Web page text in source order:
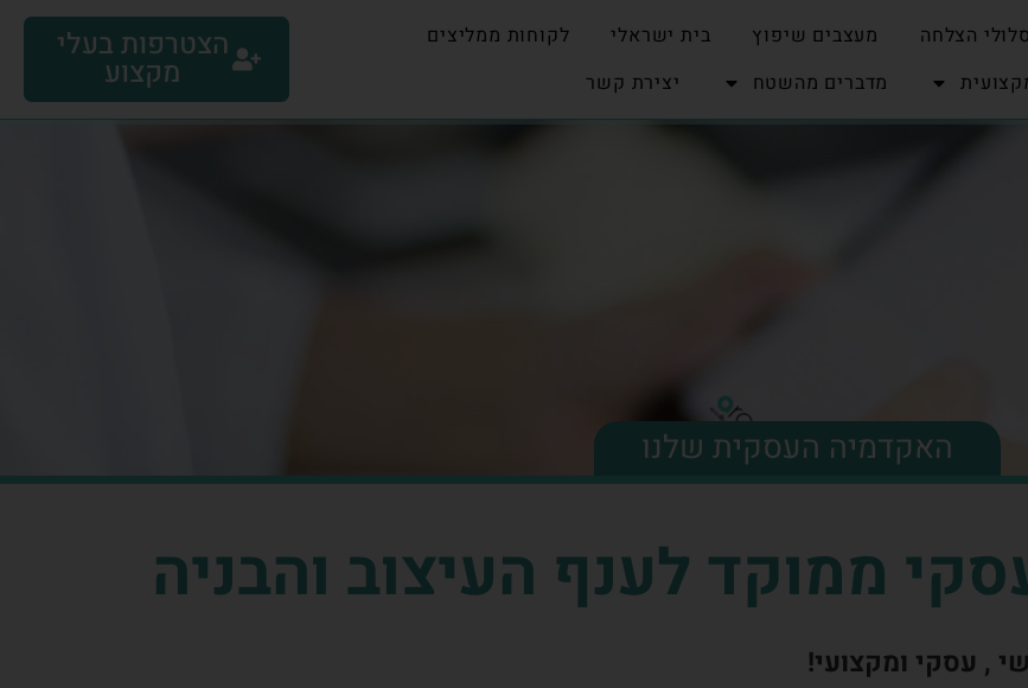
הצלחה מעצבים שיפוץ בית ישראלי
לקוחות ממליצים
מדברים מהשטח יצירת קשר
הצטרפות בעלי
מקצוע
האקדמיה העסקית שלנו
ממוקד לענף העיצוב והבניה
, עסקי ומקצועי!